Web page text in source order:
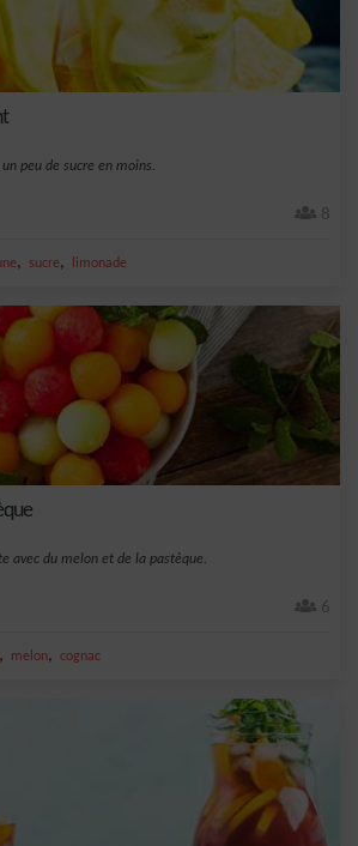
peu de sucre en moins.
8
, sucre, limonade
avec du melon et de la pastèque.
6
, melon, cognac